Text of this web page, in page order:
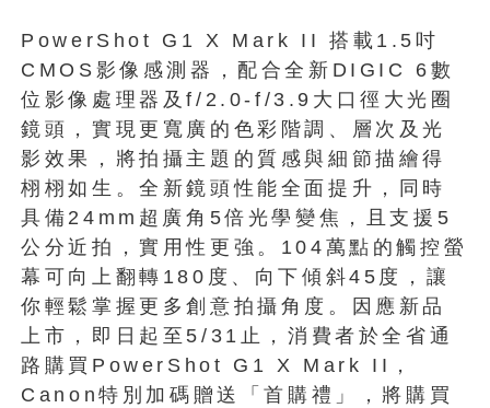
PowerShot G1 X Mark II 搭載1.5吋
CMOS影像感測器，配合全新DIGIC 6數
位影像處理器及f/2.0-f/3.9大口徑大光圈
鏡頭，實現更寬廣的色彩階調、層次及光
影效果，將拍攝主題的質感與細節描繪得
栩栩如生。全新鏡頭性能全面提升，同時
具備24mm超廣角5倍光學變焦，且支援5
公分近拍，實用性更強。104萬點的觸控螢
幕可向上翻轉180度、向下傾斜45度，讓
你輕鬆掌握更多創意拍攝角度。因應新品
上市，即日起至5/31止，消費者於全省通
路購買PowerShot G1 X Mark II，
Canon特別加碼贈送「首購禮」，將購買